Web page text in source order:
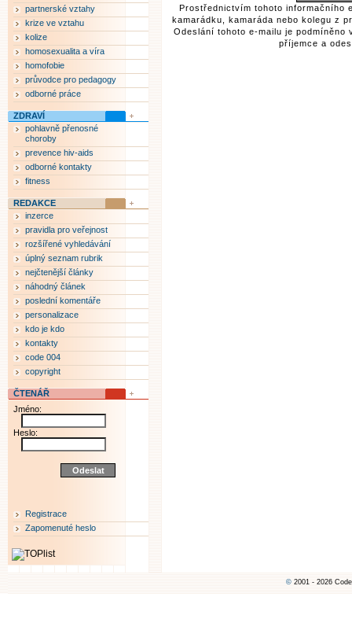
Prostřednictvím tohoto informačního
kamarádku, kamaráda nebo kolegu z
Odeslání tohoto e-mailu je podmíněno
příjemce a
partnerské vztahy
krize ve vztahu
kolize
homosexualita a víra
homofobie
průvodce pro pedagogy
odborné práce
ZDRAVÍ
pohlavně přenosné
choroby
prevence hiv-aids
odborné kontakty
fitness
REDAKCE
inzerce
pravidla pro veřejnost
rozšířené vyhledávání
úplný seznam rubrik
nejčtenější články
náhodný článek
poslední komentáře
personalizace
kdo je kdo
kontakty
code 004
copyright
ČTENÁŘ
Jméno:
Heslo:
Registrace
Zapomenuté heslo
© 2001 - 2026